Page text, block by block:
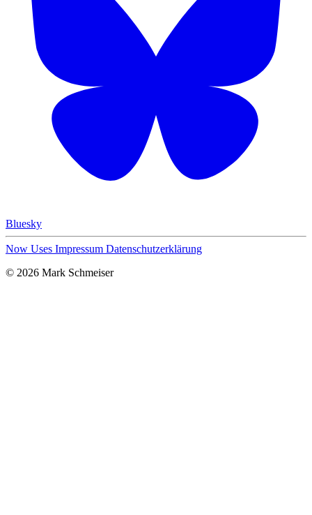
Bluesky
Now Uses Impressum Datenschutzerklärung
© 2026 Mark Schmeiser